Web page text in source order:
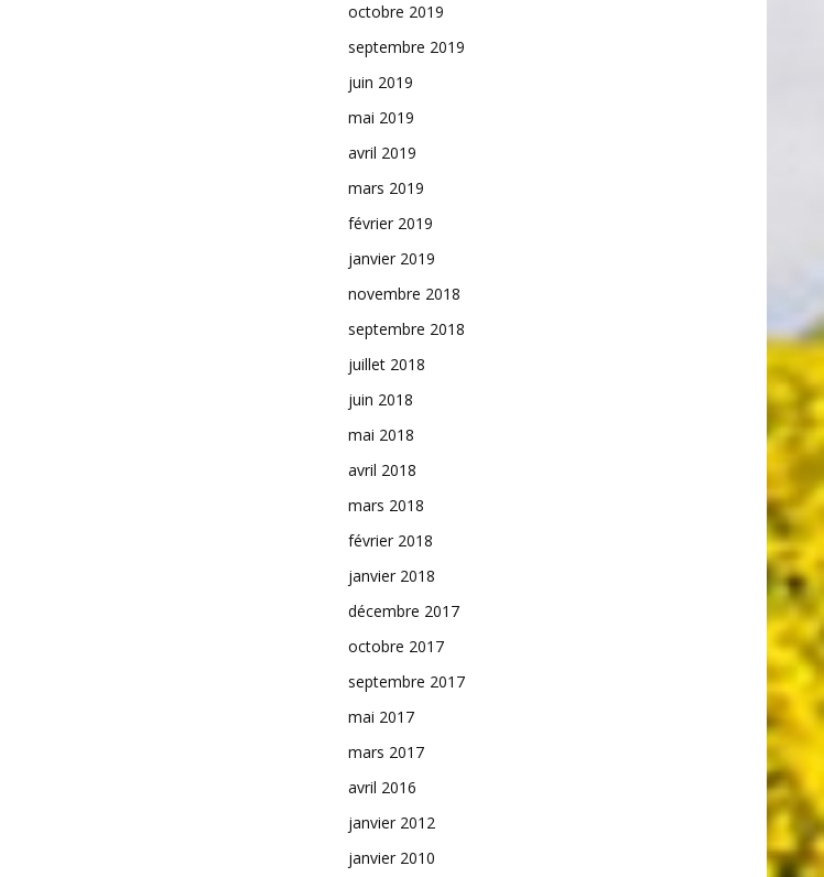
octobre 2019
septembre 2019
juin 2019
mai 2019
avril 2019
mars 2019
février 2019
janvier 2019
novembre 2018
septembre 2018
juillet 2018
juin 2018
mai 2018
avril 2018
mars 2018
février 2018
janvier 2018
décembre 2017
octobre 2017
septembre 2017
mai 2017
mars 2017
avril 2016
janvier 2012
janvier 2010